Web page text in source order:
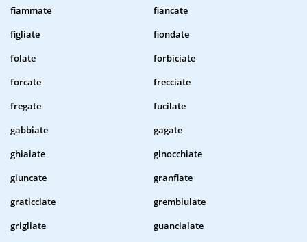
fiammate
fiancate
figliate
fiondate
folate
forbiciate
forcate
frecciate
fregate
fucilate
gabbiate
gagate
ghiaiate
ginocchiate
giuncate
granfiate
graticciate
grembiulate
grigliate
guancialate